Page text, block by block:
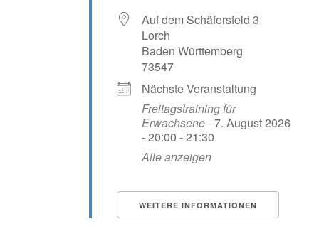
Auf dem Schäfersfeld 3
Lorch
Baden Württemberg
73547
Nächste Veranstaltung
Freitagstraining für
Erwachsene- 7. August 2026
- 20:00 - 21:30
Alle anzeigen
WEITERE INFORMATIONEN